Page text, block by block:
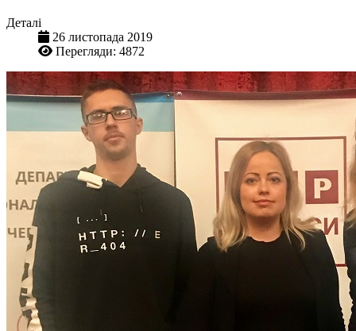
Деталі
26 листопада 2019
Перегляди: 4872